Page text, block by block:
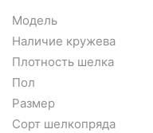
Модель
Наличие кружева
Плотность шелка
Пол
Размер
Сорт шелкопряда